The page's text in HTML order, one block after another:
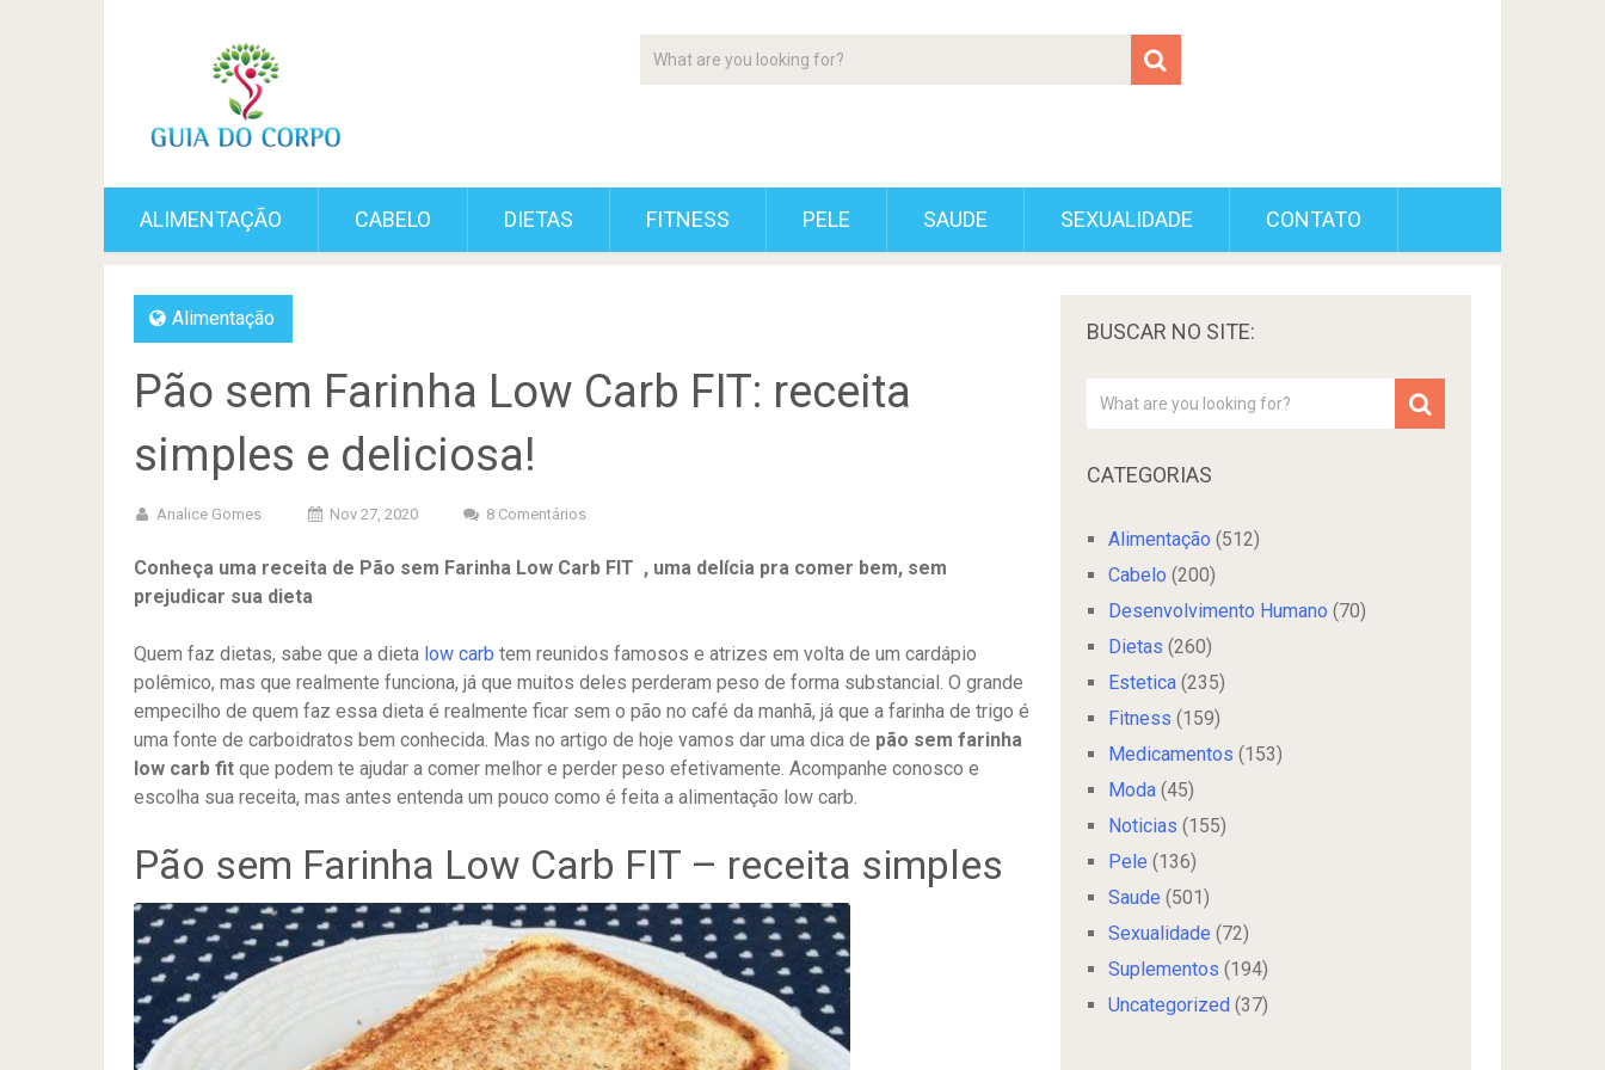
ALIMENTAÇÃO CABELO DIETAS FITNESS PELE SAUDE SEXUALIDADE CONTATO
Alimentação
Pão sem Farinha Low Carb FIT: receita
simples e deliciosa!
Analice Gomes Nov 27, 2020 8 Comentários
Conheça uma receita de Pão sem Farinha Low Carb FIT , uma delícia pra comer bem, sem
prejudicar sua dieta
Quem faz dietas, sabe que a dieta low carb tem reunidos famosos e atrizes em volta de um cardápio
polêmico, mas que realmente funciona, já que muitos deles perderam peso de forma substancial. O grande
empecilho de quem faz essa dieta é realmente ficar sem o pão no café da manhã, já que a farinha de trigo é
uma fonte de carboidratos bem conhecida. Mas no artigo de hoje vamos dar uma dica de pão sem farinha
low carb fit que podem te ajudar a comer melhor e perder peso efetivamente. Acompanhe conosco e
escolha sua receita, mas antes entenda um pouco como é feita a alimentação low carb.
Pão sem Farinha Low Carb FIT – receita simples
BUSCAR NO SITE:
CATEGORIAS
Alimentação (512)
Cabelo (200)
Desenvolvimento Humano (70)
Dietas (260)
Estetica (235)
Fitness (159)
Medicamentos (153)
Moda (45)
Noticias (155)
Pele (136)
Saude (501)
Sexualidade (72)
Suplementos (194)
Uncategorized (37)